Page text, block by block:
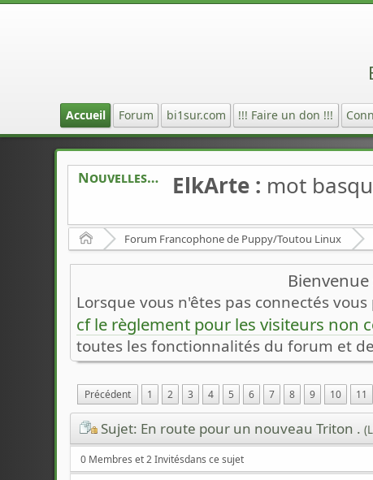
Accueil Forum bi1sur.com !!! Faire un don !!!
Nouvelles ElkArte : mot
Accueil Forum Francophone de Puppy/Toutou Linux
Lorsque vous n'êtes pas connectés
cf le règlement pour les visiteurs non
toutes les fonctionnalités du forum et
Précédent 1 2 3 4 5 6 7 8 9 10 11
Sujet: En route pour un nouveau Triton .
0 Membres et 2 Invitésdans ce sujet